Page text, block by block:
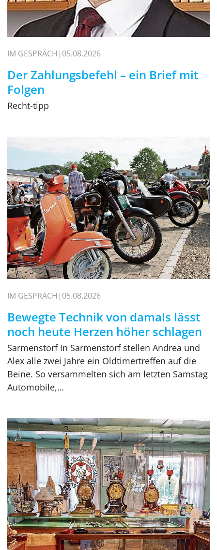
IM GESPRÄCH 05.08.2026
Der Zahlungsbefehl – ein Brief mit
Folgen
Recht-tipp
IM GESPRÄCH 05.08.2026
Bewegte Technik von damals lässt
noch heute Herzen höher schlagen
Sarmenstorf In Sarmenstorf stellen Andrea und
Alex alle zwei Jahre ein Oldtimertreffen auf die
Beine. So versammelten sich am letzten Samstag
Automobile,…